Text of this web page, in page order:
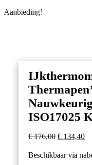
Aanbieding!
ISO17025
€176,00
was:
€ 134,40
is:
Beschikbaar via